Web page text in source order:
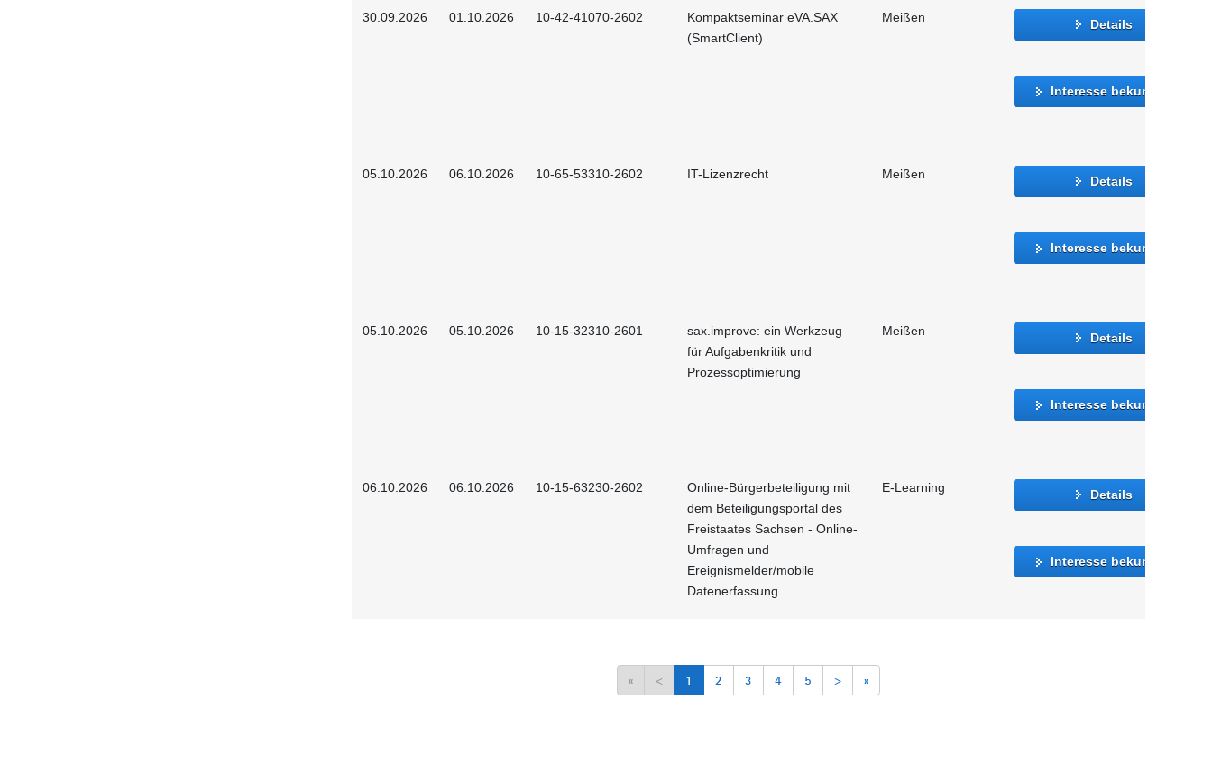
30.09.2026 01.10.2026 10-42-41070-2602
Kompaktseminar eVA.SAX
(SmartClient)
Meißen Details
Interesse bekunden
05.10.2026 06.10.2026 10-65-53310-2602 IT-Lizenzrecht Meißen Details
Interesse bekunden
05.10.2026 05.10.2026 10-15-32310-2601
sax.improve: ein Werkzeug
für Aufgabenkritik und
Prozessoptimierung
Meißen Details
Interesse bekunden
06.10.2026 06.10.2026 10-15-63230-2602
Online-Bürgerbeteiligung mit
dem Beteiligungsportal des
Freistaates Sachsen - Online-
Umfragen und
Ereignismelder/mobile
Datenerfassung
E-Learning Details
Interesse bekunden
« < 1 2 3 4 5 > »